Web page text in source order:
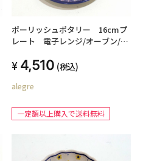
ポーリッシュポタリー 16cmプ
レート 電子レンジ/オーブン/食
4,510 (税込)
alegre
一定額以上購入で送料無料